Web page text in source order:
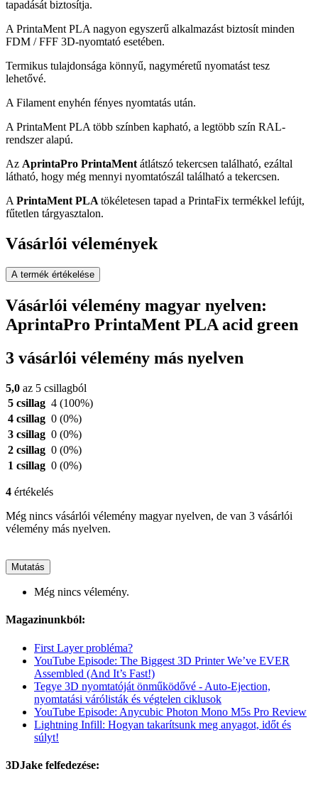
tapadását biztosítja.
A PrintaMent PLA nagyon egyszerű alkalmazást biztosít minden
FDM / FFF 3D-nyomtató esetében.
Termikus tulajdonsága könnyű, nagyméretű nyomatást tesz
lehetővé.
A Filament enyhén fényes nyomtatás után.
A PrintaMent PLA több színben kapható, a legtöbb szín RAL-
rendszer alapú.
Az AprintaPro PrintaMent átlátszó tekercsen található, ezáltal
látható, hogy még mennyi nyomtatószál található a tekercsen.
A PrintaMent PLA tökéletesen tapad a PrintaFix termékkel lefújt,
fűtetlen tárgyasztalon.
Vásárlói vélemények
A termék értékelése
Vásárlói vélemény magyar nyelven:
AprintaPro PrintaMent PLA acid green
3 vásárlói vélemény más nyelven
5,0 az 5 csillagból
5 csillag 4 (100%)
4 csillag 0 (0%)
3 csillag 0 (0%)
2 csillag 0 (0%)
1 csillag 0 (0%)
4 értékelés
Még nincs vásárlói vélemény magyar nyelven, de van 3 vásárlói
vélemény más nyelven.
Mutatás
Még nincs vélemény.
Magazinunkból:
First Layer probléma?
YouTube Episode: The Biggest 3D Printer We’ve EVER
Assembled (And It’s Fast!)
Tegye 3D nyomtatóját önműködővé - Auto-Ejection,
nyomtatási várólisták és végtelen ciklusok
YouTube Episode: Anycubic Photon Mono M5s Pro Review
Lightning Infill: Hogyan takarítsunk meg anyagot, időt és
súlyt!
3DJake felfedezése: